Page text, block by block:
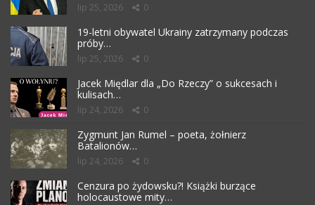
lip 25, 2026 0
19-letni obywatel Ukrainy zatrzymany podczas
próby…
lip 25, 2026 0
Jacek Międlar dla „Do Rzeczy” o sukcesach i
kulisach…
lip 24, 2026 0
Zygmunt Jan Rumel – poeta, żołnierz
Batalionów…
lip 24, 2026 0
Cenzura po żydowsku?! Książki burzące
holocaustowe mity…